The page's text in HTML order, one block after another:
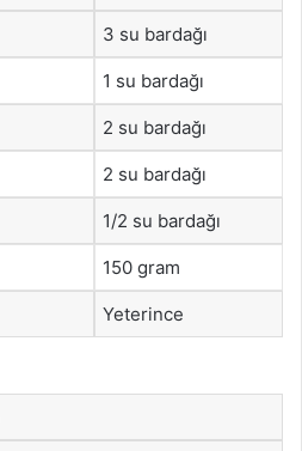
3 su bardağı
1 su bardağı
2 su bardağı
2 su bardağı
1/2 su bardağı
150 gram
Yeterince